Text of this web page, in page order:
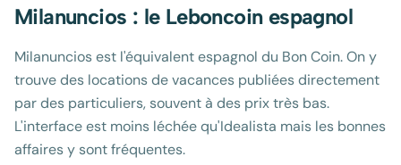
Milanuncios : le Leboncoin espagnol
Milanuncios est l'équivalent espagnol du Bon Coin. On y
trouve des locations de vacances publiées directement
par des particuliers, souvent à des prix très bas.
L'interface est moins léchée qu'Idealista mais les bonnes
affaires y sont fréquentes.